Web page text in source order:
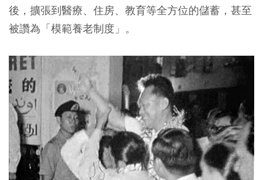
後，擴張到醫療、住房、教育等全方位的儲蓄，甚至
被讚為「模範養老制度」。